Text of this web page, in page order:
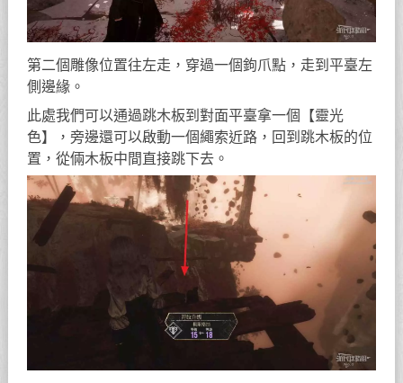
第二個雕像位置往左走，穿過一個鉤爪點，走到平臺左
側邊緣。
此處我們可以通過跳木板到對面平臺拿一個【靈光
色】，旁邊還可以啟動一個繩索近路，回到跳木板的位
置，從倆木板中間直接跳下去。